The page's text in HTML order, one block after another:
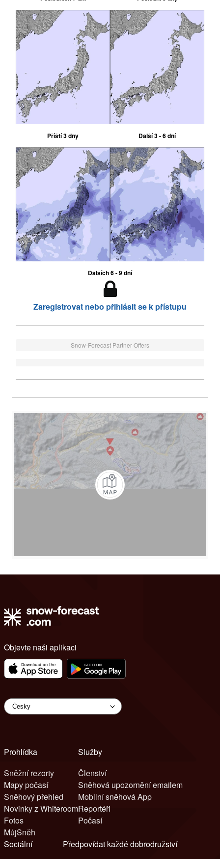
Příští 3 dny Další 3 - 6 dní
Dalších 6 - 9 dní
Zaregistrovat nebo přihlásit se k přístupu
Snow-Forecast Partner Offers
Objevte naši aplikaci
Prohlídka
Sněžní rezorty
Mapy počasí
Sněhový přehled
Novinky z Whiteroom
Fotos
MůjSněh
Služby
Členství
Sněhová upozornění emailem
Mobilní sněhová App
Reportéři
Počasí
Sociální
Předpovídat každé dobrodružství